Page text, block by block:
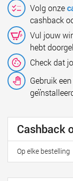
Volg onze
cashback
Vul jouw
hebt
Check dat
Gebruik
Cashback
Op elke bestelling